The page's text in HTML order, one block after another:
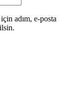
adım, e-posta